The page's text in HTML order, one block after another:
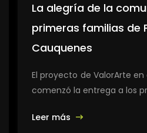
La alegría de la
primeras familias de
Cauquenes
El proyecto de ValorArte
comenzó la entrega a los
Leer más